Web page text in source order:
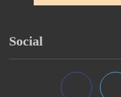
Social